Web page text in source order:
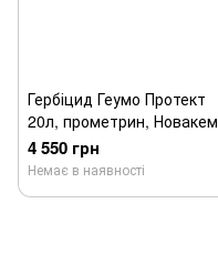
Гербіцид Геумо Протект
20л, прометрин, Новакем
4 550 грн
Немає в наявності